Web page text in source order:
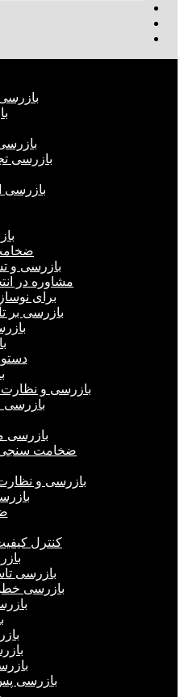
بازرسی
بازرسی
بازرسی و
مشاوره در
برای
بازرسی بر
بازرسی و نظارت
بازرسی
بازرسی
ضخامت سنجی
بازرسی و
کنترل
بازرسی
بازرسی
بازرسی